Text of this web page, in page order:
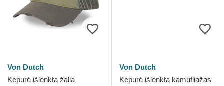
Von Dutch
Kepurė išlenkta žalia
Von Dutch
Kepurė išlenkta kamufliažas